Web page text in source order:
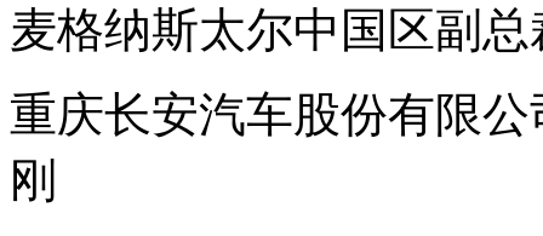
麦格纳斯太尔中国区副
重庆长安汽车股份有限
刚